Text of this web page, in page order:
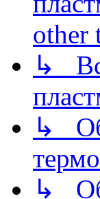
other
↳
↳
↳